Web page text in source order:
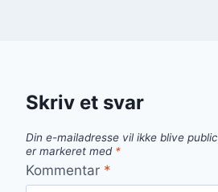
Skriv et svar
Din e-mailadresse vil ikke blive
er markeret med *
Kommentar *